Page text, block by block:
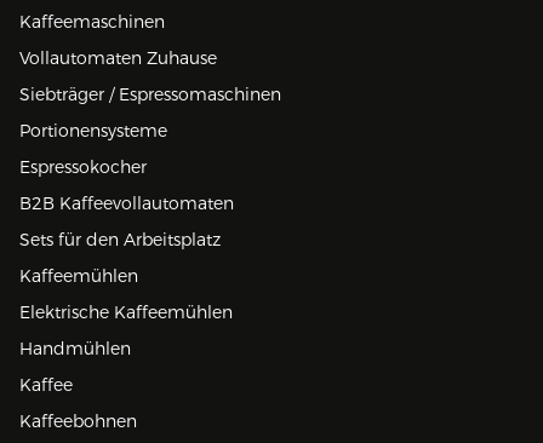
Kaffeemaschinen
Vollautomaten Zuhause
Siebträger / Espressomaschinen
Portionensysteme
Espressokocher
B2B Kaffeevollautomaten
Sets für den Arbeitsplatz
Kaffeemühlen
Elektrische Kaffeemühlen
Handmühlen
Kaffee
Kaffeebohnen